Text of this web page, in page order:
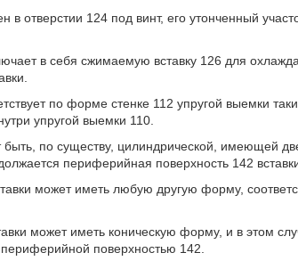
в отверстии 124 под винт, его утонченный
в себя сжимаемую вставку 126 для
по форме стенке 112 упругой выемки
упругой выемки 110.
по существу, цилиндрической, имеющей
периферийная поверхность 142
может иметь любую другую форму,
может иметь коническую форму, и в этом
поверхностью 142.